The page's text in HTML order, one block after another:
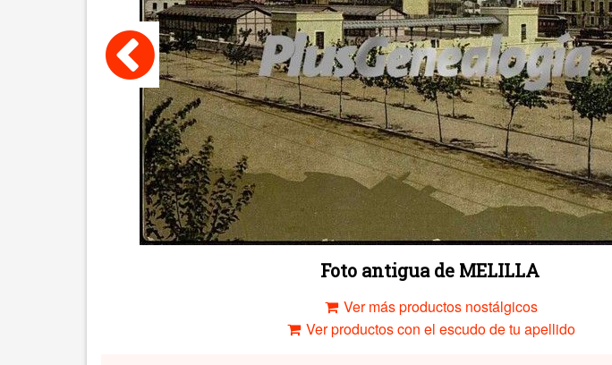
Foto antigua de MELILLA
Ver más productos nostálgicos
Ver productos con el escudo de tu apellido